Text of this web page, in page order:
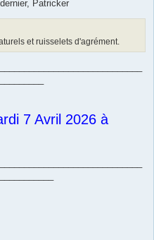
Patricker
et ruisselets d'agrément.
7 Avril 2026 à